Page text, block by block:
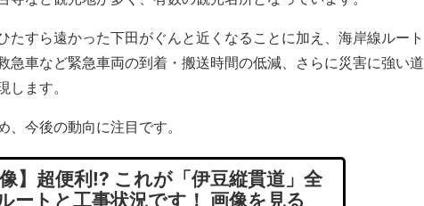
すら遠かった下田がぐんと近くなることに加え、海岸線ルート
急車など緊急車両の到着・搬送時間の低減、さらに災害に強い道
します。
今後の動向に注目です。
】超便利!? これが「伊豆縦貫道」全
ートと工事状況です！ 画像を見る